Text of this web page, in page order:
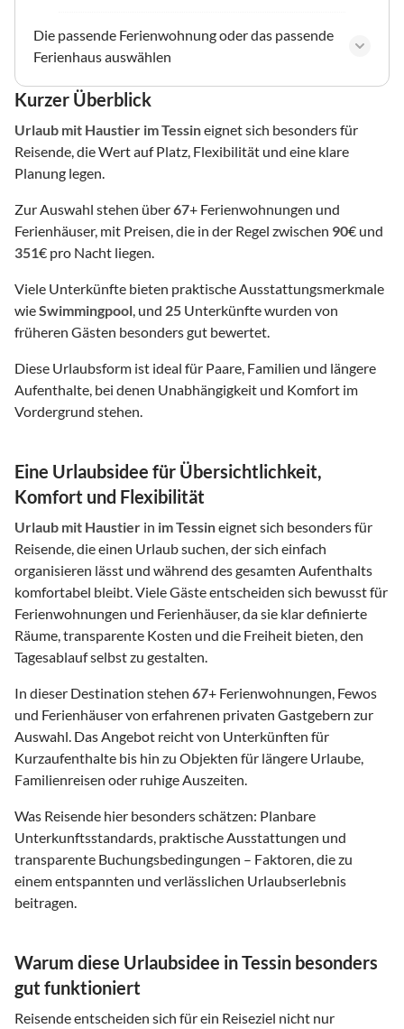
Die passende Ferienwohnung oder das passende
Ferienhaus auswählen
Kurzer Überblick
Urlaub mit Haustier im Tessineignet sich besonders für
Reisende, die Wert auf Platz, Flexibilität und eine klare
Planung legen.
Zur Auswahl stehen über67+ Ferienwohnungen und
Ferienhäuser, mit Preisen, die in der Regel zwischen 90€ und
351€ pro Nacht liegen.
Viele Unterkünfte bieten praktische Ausstattungsmerkmale
wieSwimmingpool, und 25 Unterkünfte wurden von
früheren Gästen besonders gut bewertet.
Diese Urlaubsform ist ideal für Paare, Familien und längere
Aufenthalte, bei denen Unabhängigkeit und Komfort im
Vordergrund stehen.
Eine Urlaubsidee für Übersichtlichkeit,
Komfort und Flexibilität
Urlaub mit Haustier in im Tessineignet sich besonders für
Reisende, die einen Urlaub suchen, der sich einfach
organisieren lässt und während des gesamten Aufenthalts
komfortabel bleibt. Viele Gäste entscheiden sich bewusst für
Ferienwohnungen und Ferienhäuser, da sie klar definierte
Räume, transparente Kosten und die Freiheit bieten, den
Tagesablauf selbst zu gestalten.
In dieser Destination stehen 67+ Ferienwohnungen, Fewos
und Ferienhäuser von erfahrenen privaten Gastgebern zur
Auswahl. Das Angebot reicht von Unterkünften für
Kurzaufenthalte bis hin zu Objekten für längere Urlaube,
Familienreisen oder ruhige Auszeiten.
Was Reisende hier besonders schätzen: Planbare
Unterkunftsstandards, praktische Ausstattungen und
transparente Buchungsbedingungen – Faktoren, die zu
einem entspannten und verlässlichen Urlaubserlebnis
beitragen.
Warum diese Urlaubsidee in Tessin besonders
gut funktioniert
Reisende entscheiden sich für ein Reiseziel nicht nur